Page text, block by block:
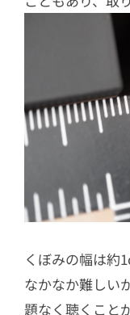
くぼみの幅は約
なかなか難しい
題なく聴くこと